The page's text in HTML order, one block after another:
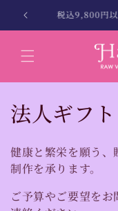
コンテン
ツに進む
北海道・沖縄
コ
レ
ク
シ
法人ギフト
健康と繁栄を願う、
制作を承ります。
ご予算やご要望を